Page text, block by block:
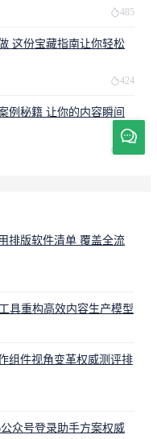
485
这份宝藏指南让你轻松
424
例秘籍 让你的内容瞬间
排版软件清单 覆盖全流
具重构高效内容生产模型
组件视角变革权威测评排
众号登录助手方案权威